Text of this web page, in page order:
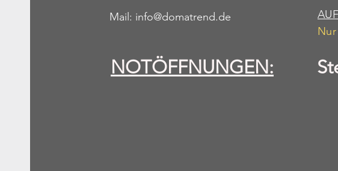
Mail: info@domatrend.de
NOTÖFFNUNGEN: